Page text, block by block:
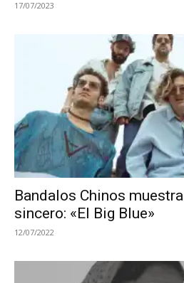
17/07/2023
Bandalos Chinos
sincero: «El Big Blue»
12/07/2022